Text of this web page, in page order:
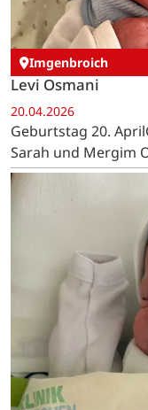
Imgenbroich
Levi Osmani
20.04.2026
Geburtstag 20.
Sarah und Mergim